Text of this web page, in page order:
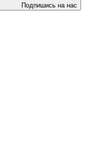
Подпишись на нас